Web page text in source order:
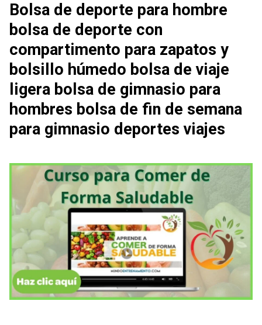
Bolsa de deporte para hombre
bolsa de deporte con
compartimento para zapatos y
bolsillo húmedo bolsa de viaje
ligera bolsa de gimnasio para
hombres bolsa de fin de semana
para gimnasio deportes viajes